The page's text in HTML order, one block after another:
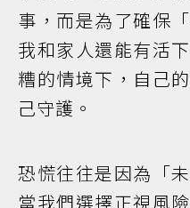
事，而是為了確保
我和家人還能有活
糟的情境下，自己
己守護。
恐慌往往是因為「
當我們選擇正視風